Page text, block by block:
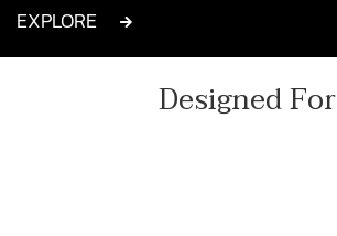
EXPLORE
Designed For